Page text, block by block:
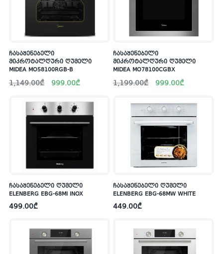
ჩასაშენებელი
მიკროტალღური ღუმელი
MIDEA MO58100RGB-B
1,149.00₾
Original
price
1,149.00₾.
999.00₾
Current
price
999.00₾.
ჩასაშენებელი
მიკროტალღური ღუმელი
MIDEA MO78100CGBX
1,199.00₾
Original
price
1,199.00₾.
999.00₾
Current
price
999.00₾.
ჩასაშენებელი ღუმელი
ELENBERG EBG-68MI INOX
499.00₾
ჩასაშენებელი ღუმელი
ELENBERG EBG-68MW WHITE
449.00₾